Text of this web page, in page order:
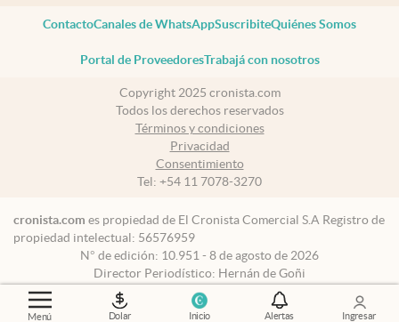
Menú Dolar Inicio Alertas Ingresar
ContactoCanales de WhatsAppSuscribiteQuiénes Somos
Portal de ProveedoresTrabajá con nosotros
Copyright 2025 cronista.com
Todos los derechos reservados
Términos y condiciones
Privacidad
Consentimiento
Tel: +54 11 7078-3270
cronista.com es propiedad de El Cronista Comercial S.A Registro de
propiedad intelectual: 56576959
N° de edición: 10.951 - 8 de agosto de 2026
Director Periodístico: Hernán de Goñi